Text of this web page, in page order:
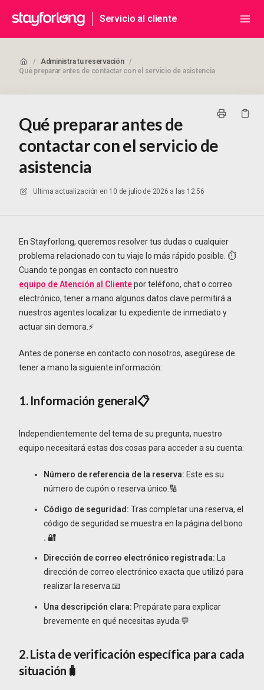
Servicio al cliente
/ Administra tu reservación /
Qué preparar antes de contactar con el servicio de asistencia
Qué preparar antes de
contactar con el servicio de
asistencia
Ultima actualización en 10 de julio de 2026 a las 12:56
En Stayforlong, queremos resolver tus dudas o cualquier
problema relacionado con tu viaje lo más rápido posible. ⏱️
Cuando te pongas en contacto con nuestro
equipo de Atención al Clientepor teléfono, chat o correo
electrónico, tener a mano algunos datos clave permitirá a
nuestros agentes localizar tu expediente de inmediato y
actuar sin demora.⚡
Antes de ponerse en contacto con nosotros, asegúrese de
tener a mano la siguiente información:
1. Información general📋
Independientemente del tema de su pregunta, nuestro
equipo necesitará estas dos cosas para acceder a su cuenta:
Número de referencia de la reserva: Este es su
número de cupón o reserva único.🔢
Código de seguridad: Tras completar una reserva, el
código de seguridad se muestra en la página del bono
. 🔐
Dirección de correo electrónico registrada: La
dirección de correo electrónico exacta que utilizó para
realizar la reserva.📧
Una descripción clara: Prepárate para explicar
brevemente en qué necesitas ayuda.💬
2. Lista de verificación específica para cada
situación🧳